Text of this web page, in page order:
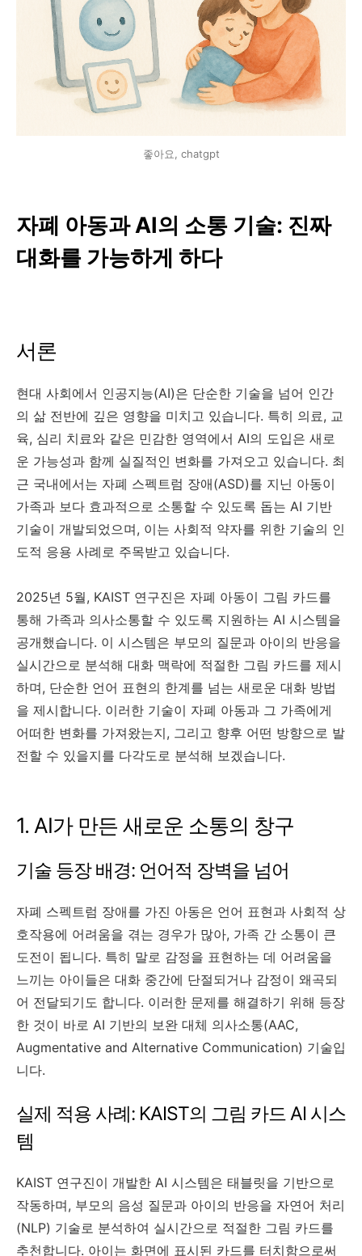
좋아요, chatgpt
자폐 아동과 AI의 소통 기술: 진짜
대화를 가능하게 하다
서론
현대 사회에서 인공지능(AI)은 단순한 기술을 넘어 인간
의 삶 전반에 깊은 영향을 미치고 있습니다. 특히 의료, 교
육, 심리 치료와 같은 민감한 영역에서 AI의 도입은 새로
운 가능성과 함께 실질적인 변화를 가져오고 있습니다. 최
근 국내에서는 자폐 스펙트럼 장애(ASD)를 지닌 아동이
가족과 보다 효과적으로 소통할 수 있도록 돕는 AI 기반
기술이 개발되었으며, 이는 사회적 약자를 위한 기술의 인
도적 응용 사례로 주목받고 있습니다.
2025년 5월, KAIST 연구진은 자폐 아동이 그림 카드를
통해 가족과 의사소통할 수 있도록 지원하는 AI 시스템을
공개했습니다. 이 시스템은 부모의 질문과 아이의 반응을
실시간으로 분석해 대화 맥락에 적절한 그림 카드를 제시
하며, 단순한 언어 표현의 한계를 넘는 새로운 대화 방법
을 제시합니다. 이러한 기술이 자폐 아동과 그 가족에게
어떠한 변화를 가져왔는지, 그리고 향후 어떤 방향으로 발
전할 수 있을지를 다각도로 분석해 보겠습니다.
1. AI가 만든 새로운 소통의 창구
기술 등장 배경: 언어적 장벽을 넘어
자폐 스펙트럼 장애를 가진 아동은 언어 표현과 사회적 상
호작용에 어려움을 겪는 경우가 많아, 가족 간 소통이 큰
도전이 됩니다. 특히 말로 감정을 표현하는 데 어려움을
느끼는 아이들은 대화 중간에 단절되거나 감정이 왜곡되
어 전달되기도 합니다. 이러한 문제를 해결하기 위해 등장
한 것이 바로 AI 기반의 보완 대체 의사소통(AAC,
Augmentative and Alternative Communication) 기술입
니다.
실제 적용 사례: KAIST의 그림 카드 AI 시스
템
KAIST 연구진이 개발한 AI 시스템은 태블릿을 기반으로
작동하며, 부모의 음성 질문과 아이의 반응을 자연어 처리
(NLP) 기술로 분석하여 실시간으로 적절한 그림 카드를
추천합니다. 아이는 화면에 표시된 카드를 터치함으로써